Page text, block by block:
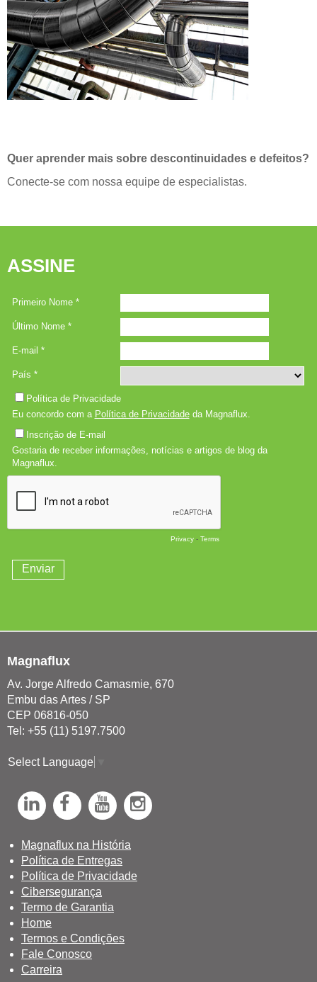
Quer aprender mais sobre descontinuidades e defeitos?
Conecte-se com nossa equipe de especialistas.
ASSINE
Magnaflux
Av. Jorge Alfredo Camasmie, 670
Embu das Artes / SP
CEP 06816-050
Tel: +55 (11) 5197.7500
Select Language
L
n
k
e
d
I
n
F
a
c
e
b
o
o
k
Y
u
T
b
e
I
Magnaflux na História
Política de Entregas
Política de Privacidade
Cibersegurança
Termo de Garantia
Home
Termos e Condições
Fale Conosco
Carreira